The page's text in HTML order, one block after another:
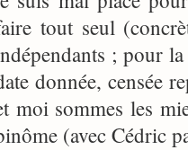
tout seul
; pour
donnée, censée
moi sommes les
(avec Cédric